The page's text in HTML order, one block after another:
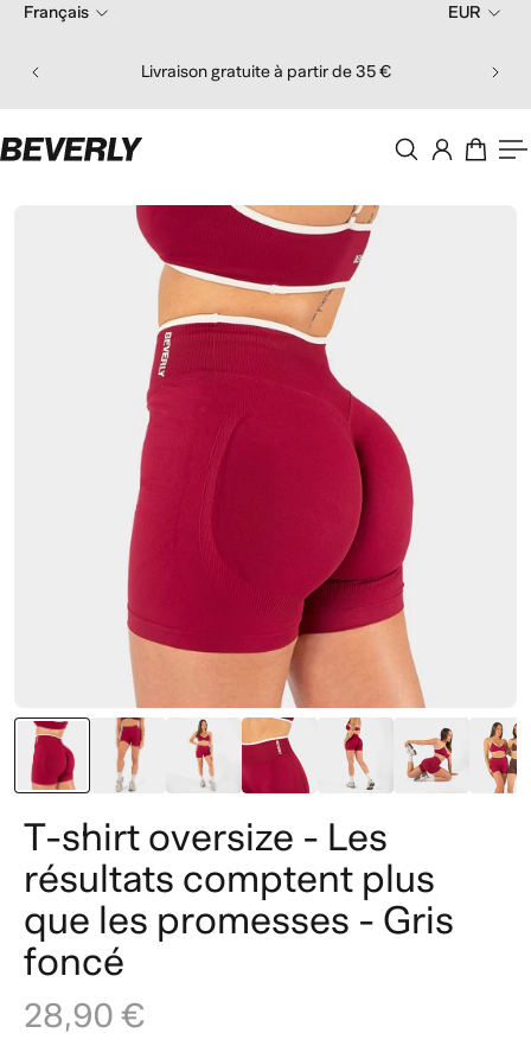
Livraison gratuite à partir de 35 €
Français EUR
T-shirt oversize - Les
résultats comptent plus
que les promesses - Gris
foncé
28,90 €